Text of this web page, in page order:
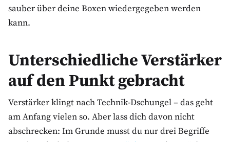
sauber über deine Boxen wiedergegeben werden
kann.
Unterschiedliche Verstärker
auf den Punkt gebracht
Verstärker klingt nach Technik-Dschungel – das geht
am Anfang vielen so. Aber lass dich davon nicht
abschrecken: Im Grunde musst du nur drei Begriffe